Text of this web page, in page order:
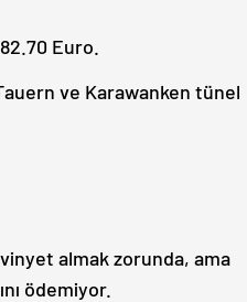
Euro.
ve Karawanken tünel
almak zorunda, ama
ödemiyor.